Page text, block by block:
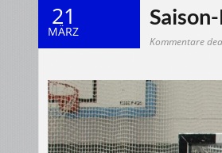
21
MÄRZ
Kommentare